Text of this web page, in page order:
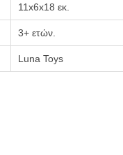
11x6x18 εκ.
3+ ετών.
Luna Toys